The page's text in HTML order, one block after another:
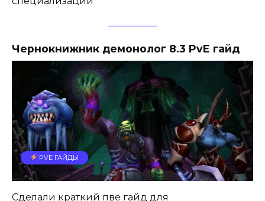
Чернокнижник демонолог 8.3 PvE гайд
PVE ГАЙДЫ
Сделали краткий пве гайд для